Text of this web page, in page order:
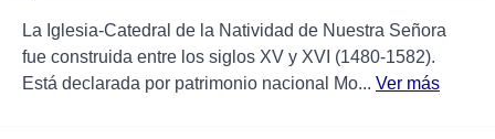
La Iglesia-Catedral de la Natividad de Nuestra Señora
fue construida entre los siglos XV y XVI (1480-1582).
Está declarada por patrimonio nacional Mo... Ver más